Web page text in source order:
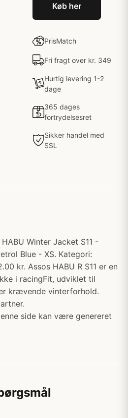
Køb her
PrisMatch
Fri fragt over kr. 349
Hurtig levering 1-2
dage
365 dages
fortrydelsesret
Sikker handel med
SSL
Winter Jacket S11 -
Blue - XS. Kategori:
kr. Assos HABU R S11 er en
i racingFit, udviklet til
krævende vinterforhold.
side kan være genereret